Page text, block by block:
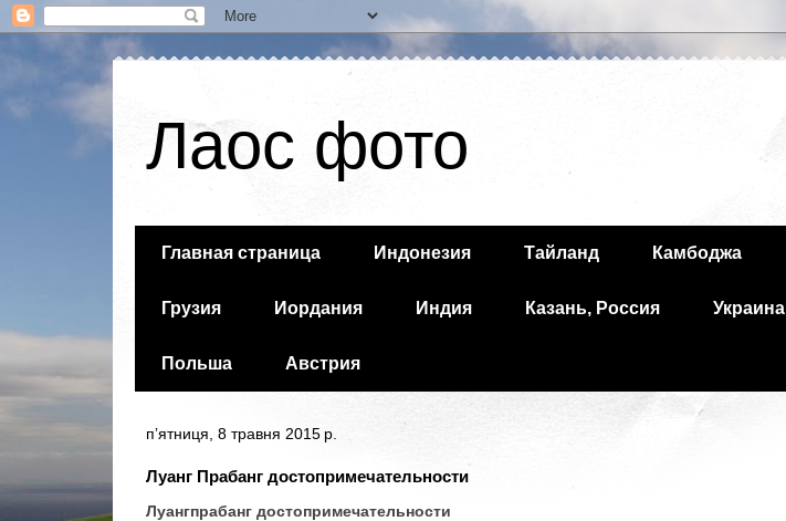
Лаос фото
Главная страница Индонезия Тайланд Камбоджа
Грузия Иордания Индия Казань, Россия Украина
Польша Австрия
пʼятниця, 8 травня 2015 р.
Луанг Прабанг достопримечательности
Луангпрабанг достопримечательности